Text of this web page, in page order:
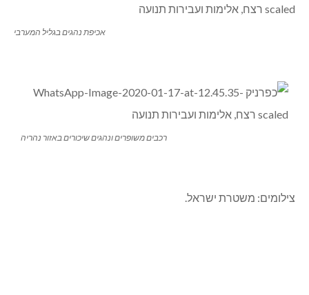
אכיפת נהגים בגליל המערבי
רכבים משופרים ונהגים שיכורים באזור נהריה
צילומים: משטרת ישראל.